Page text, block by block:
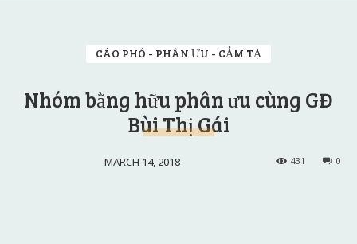
CÁO PHÓ - PHÂN ƯU - CẢM TẠ
Nhóm bằng hữu phân ưu cùng GĐ
Bùi Thị Gái
MARCH 14, 2018 0
431